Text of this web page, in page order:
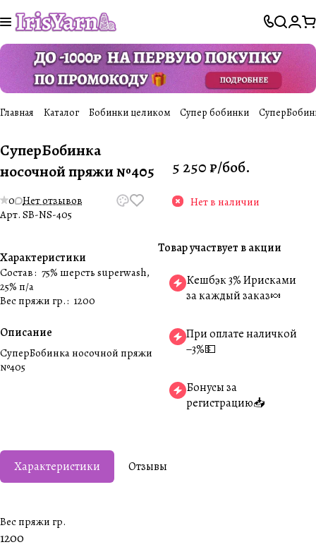
Главная Каталог Бобинки целиком Супер бобинки
СуперБобинка
носочной пряжи №405
0 Нет отзывов
Арт. SB-NS-405
Характеристики
Состав: 75% шерсть superwash,
25% п/а
Вес пряжи гр.: 1200
Описание
СуперБобинка носочной пряжи
№405
5 250 ₽/боб.
Нет в наличии
Товар участвует в акции
Кешбэк 3% Ирисками
за каждый заказ🍬
При оплате наличкой
−3%💵
Бонусы за
регистрацию📥
Характеристики Отзывы
Вес пряжи гр.
1200